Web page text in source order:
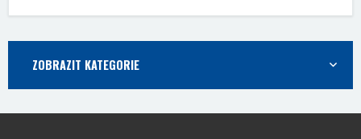
ZOBRAZIT KATEGORIE